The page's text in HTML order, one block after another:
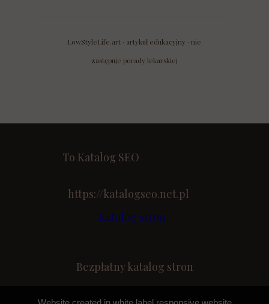
LowStyleLife.art · artykuł edukacyjny · nie
zastępuje porady lekarskiej
Katalog stron
Bezpłatny katalog stron
To Katalog SEO
https://katalogseo.net.pl